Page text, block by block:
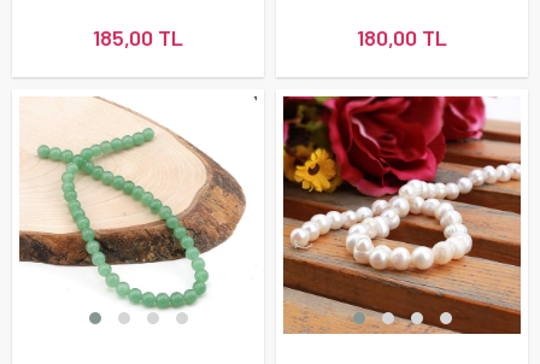
185,00 TL 180,00 TL